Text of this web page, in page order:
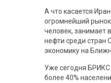
А что касается
огромнейший
человек, занимает
нефти среди стран
экономику на
Уже сегодня БРИКС
более 40%